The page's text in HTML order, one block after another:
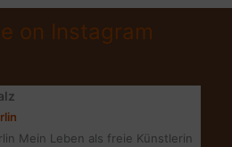
on Instagram
Mein Leben als freie Künstlerin